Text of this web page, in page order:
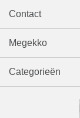
Contact
Megekko
Categorieën